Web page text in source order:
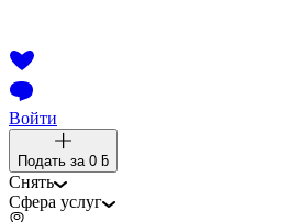
Войти
Подать за 0 ƃ
Снять
Сфера услуг